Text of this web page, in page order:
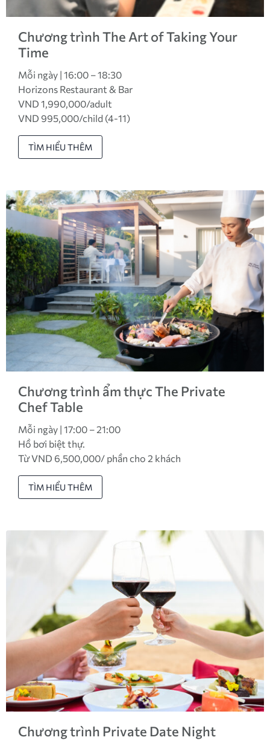
Chương trình The Art of Taking Your
Time
Mỗi ngày | 16:00 – 18:30
Horizons Restaurant & Bar
VND 1,990,000/adult
VND 995,000/child (4-11)
TÌM HIỂU THÊM
Chương trình ẩm thực The Private
Chef Table
Mỗi ngày | 17:00 – 21:00
Hồ bơi biệt thự.
Từ VND 6,500,000/ phần cho 2 khách
TÌM HIỂU THÊM
Chương trình Private Date Night